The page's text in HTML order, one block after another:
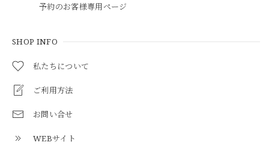
予約のお客様専用ページ
SHOP INFO
私たちについて
ご利用方法
お問い合せ
WEBサイト